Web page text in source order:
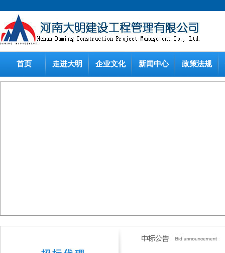
首页 走进大明 企业文化 新闻中心 政策法规